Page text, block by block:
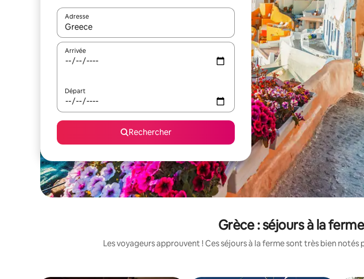
Adresse
Lorsque les résultats s'affichent, utilisez les flèches vers le haut et vers le bas pour les
Arrivée
Départ
Rechercher
Grèce : séjours à la
Les voyageurs approuvent ! Ces séjours à la ferme sont très bien